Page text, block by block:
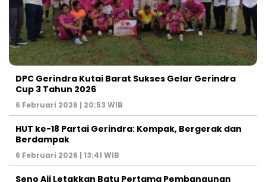
DPC Gerindra Kutai Barat Sukses Gelar Gerindra
Cup 3 Tahun 2026
6 Februari 2026 | 20:53 WIB
HUT ke-18 Partai Gerindra: Kompak, Bergerak dan
Berdampak
6 Februari 2026 | 13:41 WIB
Seno Aji Letakkan Batu Pertama Pembangunan